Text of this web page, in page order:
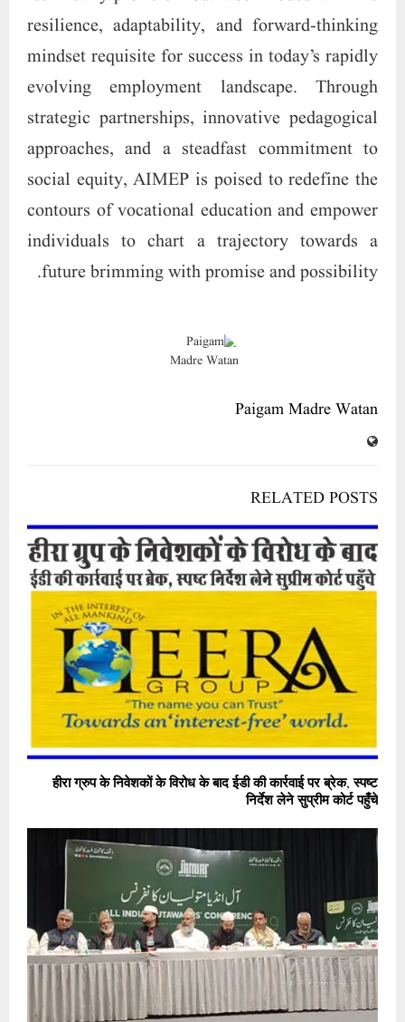
resilience, adaptability, and forward-thinking
mindset requisite for success in today’s rapidly
evolving employment landscape. Through
strategic partnerships, innovative pedagogical
approaches, and a steadfast commitment to
social equity, AIMEP is poised to redefine the
contours of vocational education and empower
individuals to chart a trajectory towards a
future brimming with promise and possibility.
Paigam Madre Watan
RELATED POSTS
हीरा ग्रुप के निवेशकों के विरोध के बाद ईडी की कार्रवाई पर ब्रेक, स्पष्ट
निर्देश लेने सुप्रीम कोर्ट पहुँचे